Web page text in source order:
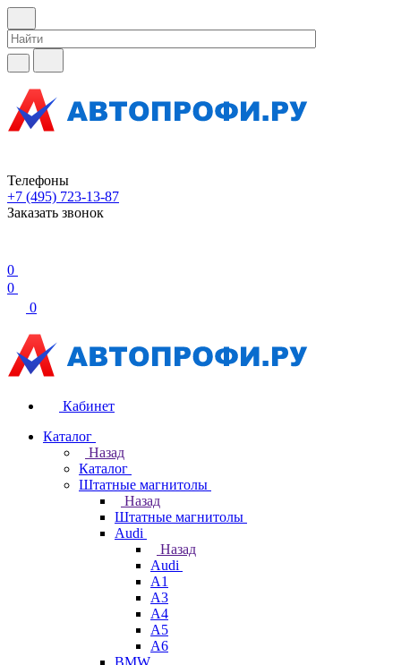
Телефоны
+7 (495) 723-13-87
Заказать звонок
0
0
0
Кабинет
Каталог
Назад
Каталог
Штатные магнитолы
Назад
Штатные магнитолы
Audi
Назад
Audi
A1
A3
A4
A5
A6
BMW